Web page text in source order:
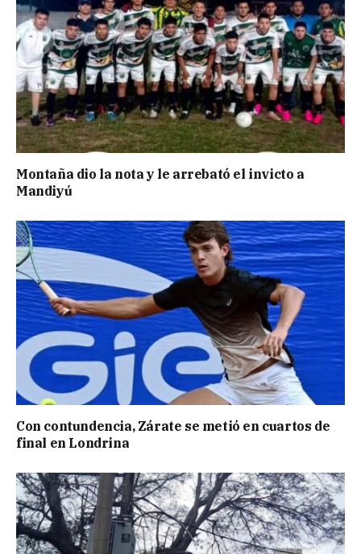
Montaña dio la nota y le arrebató el invicto a
Mandiyú
Con contundencia, Zárate se metió en cuartos de
final en Londrina